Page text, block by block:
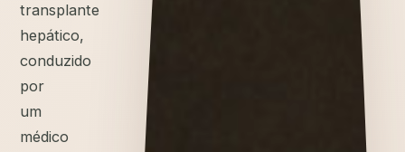
transplante
hepático,
conduzido
por
um
médico